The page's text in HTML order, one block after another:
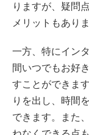
りますが、疑問
メリットもありま
一方、特にイン
間いつでもお好
すことができま
りを出し、時間
できます。また